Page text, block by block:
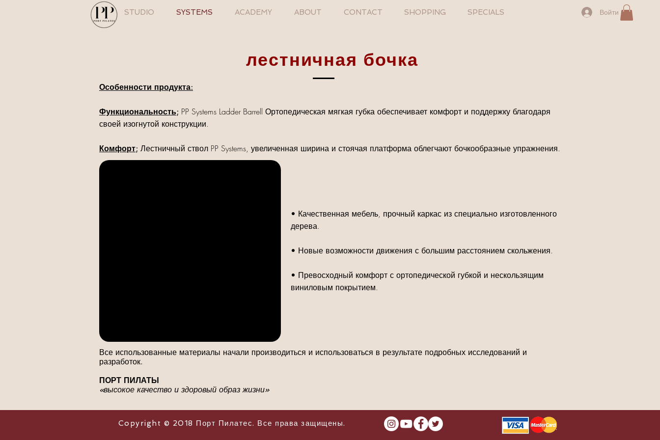
STUDIO SYSTEMS ACADEMY ABOUT CONTACT SHOPPING SPECIALS Войти
лестничная бочка
Особенности продукта:
Функциональность; PP Systems Ladder Barrell Ортопедическая мягкая губка обеспечивает комфорт и поддержку благодаря
своей изогнутой конструкции.
Комфорт; Лестничный ствол PP Systems, увеличенная ширина и стоячая платформа облегчают бочкообразные упражнения.
• Качественная мебель, прочный каркас из специально изготовленного
дерева.
• Новые возможности движения с большим расстоянием скольжения.
• Превосходный комфорт с ортопедической губкой и нескользящим
виниловым покрытием.
Все использованные материалы начали производиться и использоваться в результате подробных исследований и
разработок.
ПОРТ ПИЛАТЫ
«высокое качество и здоровый образ жизни»
Copyright © 2018 Порт Пилатес. Все права защищены.